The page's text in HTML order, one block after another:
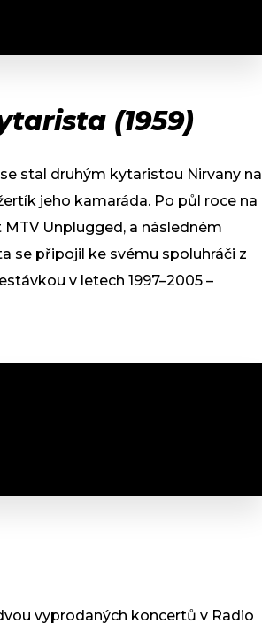
(1959)
stal druhým kytaristou Nirvany na
jeho kamaráda. Po půl roce na
Unplugged, a následném
se připojil ke svému spoluhráči z
v letech 1997–2005 –
vyprodaných koncertů v Radio